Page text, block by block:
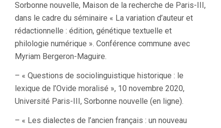
Sorbonne nouvelle, Maison de la recherche de Paris-III,
dans le cadre du séminaire « La variation d’auteur et
rédactionnelle : édition, génétique textuelle et
philologie numérique ». Conférence commune avec
Myriam Bergeron-Maguire.
– « Questions de sociolinguistique historique : le
lexique de l’Ovide moralisé », 10 novembre 2020,
Université Paris-III, Sorbonne nouvelle (en ligne).
– « Les dialectes de l’ancien français : un nouveau